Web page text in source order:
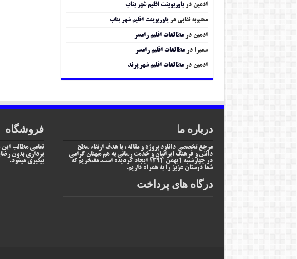
ادمین درپاورپوینت اقلیم شهر بناب
محبوبه نقابی درپاورپوینت اقلیم شهر بناب
ادمین درمطالعات اقلیم رامسر
سمیرا درمطالعات اقلیم رامسر
ادمین درمطالعات اقلیم شهر پرند
درباره ما
مرجع تخصصی دانلود پروژه و مقاله ، با هدف ارتقاء سطح
دانش و فرهنگ ایرانیان و خدمت رسانی به هم میهنان گرامی
در چهارشنبه 1 بهمن 1394 ایجاد گردیده است. مفتخریم که
شما دوستان عزیز را به همراه داریم.
درگاه های پرداخت
فروشگاه
تمامی مطالب
برداری بدون
پیگیری میشود.